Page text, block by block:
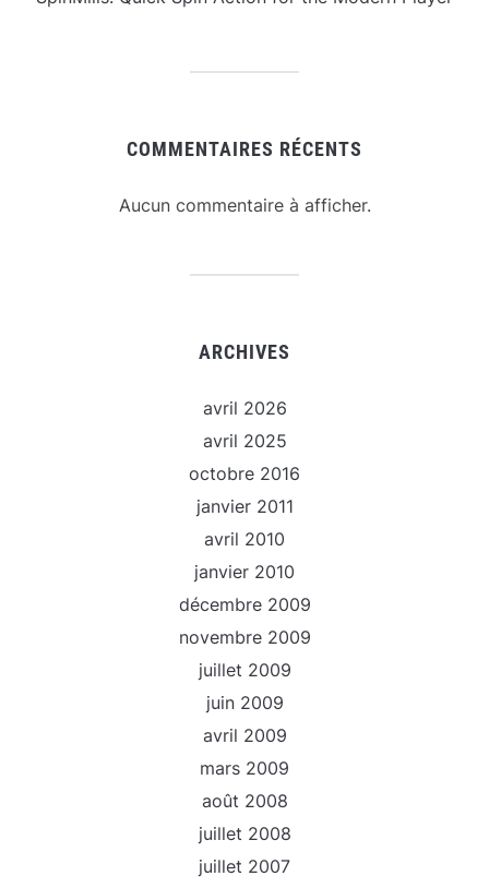
COMMENTAIRES RÉCENTS
Aucun commentaire à afficher.
ARCHIVES
avril 2026
avril 2025
octobre 2016
janvier 2011
avril 2010
janvier 2010
décembre 2009
novembre 2009
juillet 2009
juin 2009
avril 2009
mars 2009
août 2008
juillet 2008
juillet 2007